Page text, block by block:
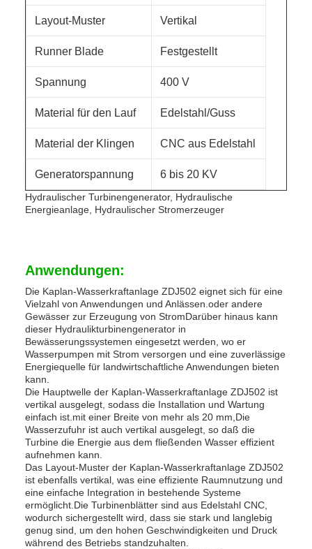
Layout-Muster Vertikal
Runner Blade Festgestellt
Spannung 400 V
Material für den Lauf Edelstahl/Guss
Material der Klingen CNC aus Edelstahl
Generatorspannung 6 bis 20 KV
Hydraulischer Turbinengenerator, Hydraulische
Energieanlage, Hydraulischer Stromerzeuger
Anwendungen:
Die Kaplan-Wasserkraftanlage ZDJ502 eignet sich für eine
Vielzahl von Anwendungen und Anlässen.oder andere
Gewässer zur Erzeugung von StromDarüber hinaus kann
dieser Hydraulikturbinengenerator in
Bewässerungssystemen eingesetzt werden, wo er
Wasserpumpen mit Strom versorgen und eine zuverlässige
Energiequelle für landwirtschaftliche Anwendungen bieten
kann.
Die Hauptwelle der Kaplan-Wasserkraftanlage ZDJ502 ist
vertikal ausgelegt, sodass die Installation und Wartung
einfach ist.mit einer Breite von mehr als 20 mm,Die
Wasserzufuhr ist auch vertikal ausgelegt, so daß die
Turbine die Energie aus dem fließenden Wasser effizient
aufnehmen kann.
Das Layout-Muster der Kaplan-Wasserkraftanlage ZDJ502
ist ebenfalls vertikal, was eine effiziente Raumnutzung und
eine einfache Integration in bestehende Systeme
ermöglicht.Die Turbinenblätter sind aus Edelstahl CNC,
wodurch sichergestellt wird, dass sie stark und langlebig
genug sind, um den hohen Geschwindigkeiten und Druck
während des Betriebs standzuhalten.